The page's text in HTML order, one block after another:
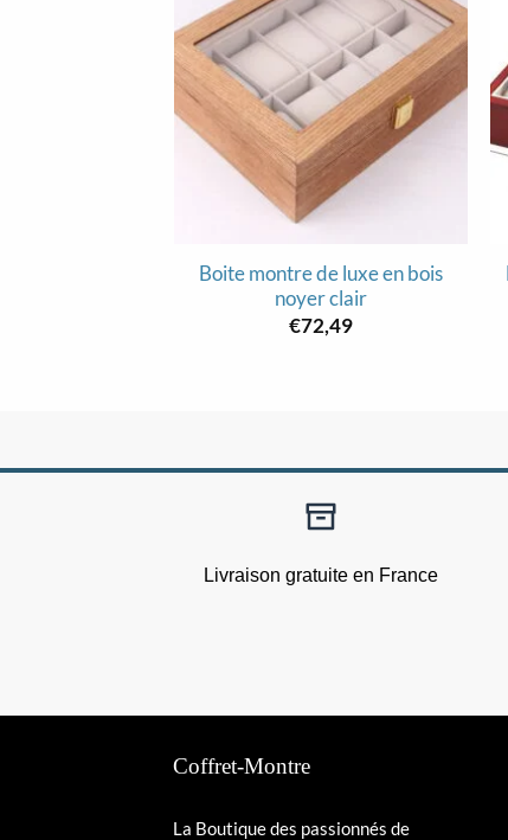
Boite montre de luxe en bois
noyer clair
€72,49
Livraison gratuite en France
Coffret-Montre
La Boutique des passionnés de